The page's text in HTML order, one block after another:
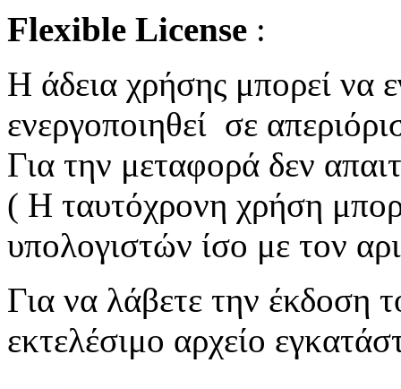
Flexible License :
Η άδεια χρήσης μπορεί να
ενεργοποιηθεί σε
Για την μεταφορά δεν
( Η ταυτόχρονη χρήση
υπολογιστών ίσο με τον
Για να λάβετε την έκδοση
εκτελέσιμο αρχείο